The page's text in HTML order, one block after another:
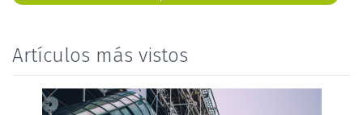
Artículos más vistos